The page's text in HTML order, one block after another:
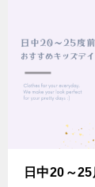
日中20～